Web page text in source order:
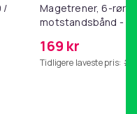
/
Magetrener, 6-rørs
motstandsbånd -
hjemmegymnastikk
169 kr
Tidligere laveste pris: